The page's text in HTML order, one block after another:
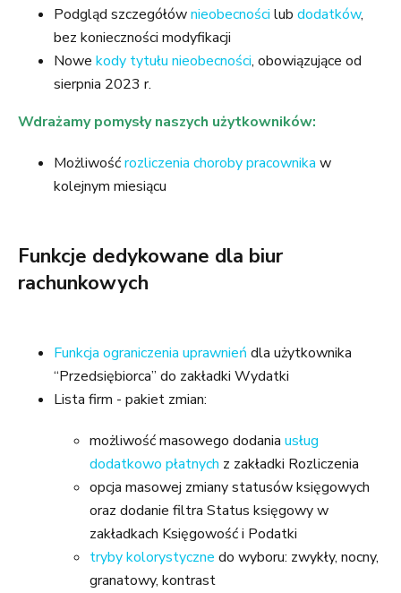
Podgląd szczegółównieobecności lub dodatków,
bez konieczności modyfikacji
Nowe kody tytułu nieobecności, obowiązujące od
sierpnia 2023 r.
Wdrażamy pomysły naszych użytkowników:
Możliwośćrozliczenia choroby pracownika w
kolejnym miesiącu
Funkcje dedykowane dla biur
rachunkowych
Funkcja ograniczenia uprawnień dla użytkownika
“Przedsiębiorca” do zakładki Wydatki
Lista firm - pakiet zmian:
możliwość masowego dodania usług
dodatkowo płatnych z zakładki Rozliczenia
opcja masowej zmiany statusów księgowych
oraz dodanie filtra Status księgowy w
zakładkach Księgowość i Podatki
tryby kolorystyczne do wyboru: zwykły, nocny,
granatowy, kontrast